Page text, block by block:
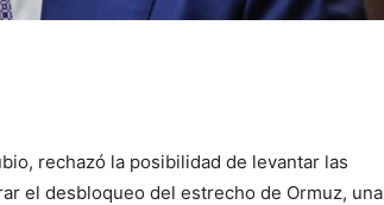
rechazó la posibilidad de levantar las
el desbloqueo del estrecho de Ormuz, una